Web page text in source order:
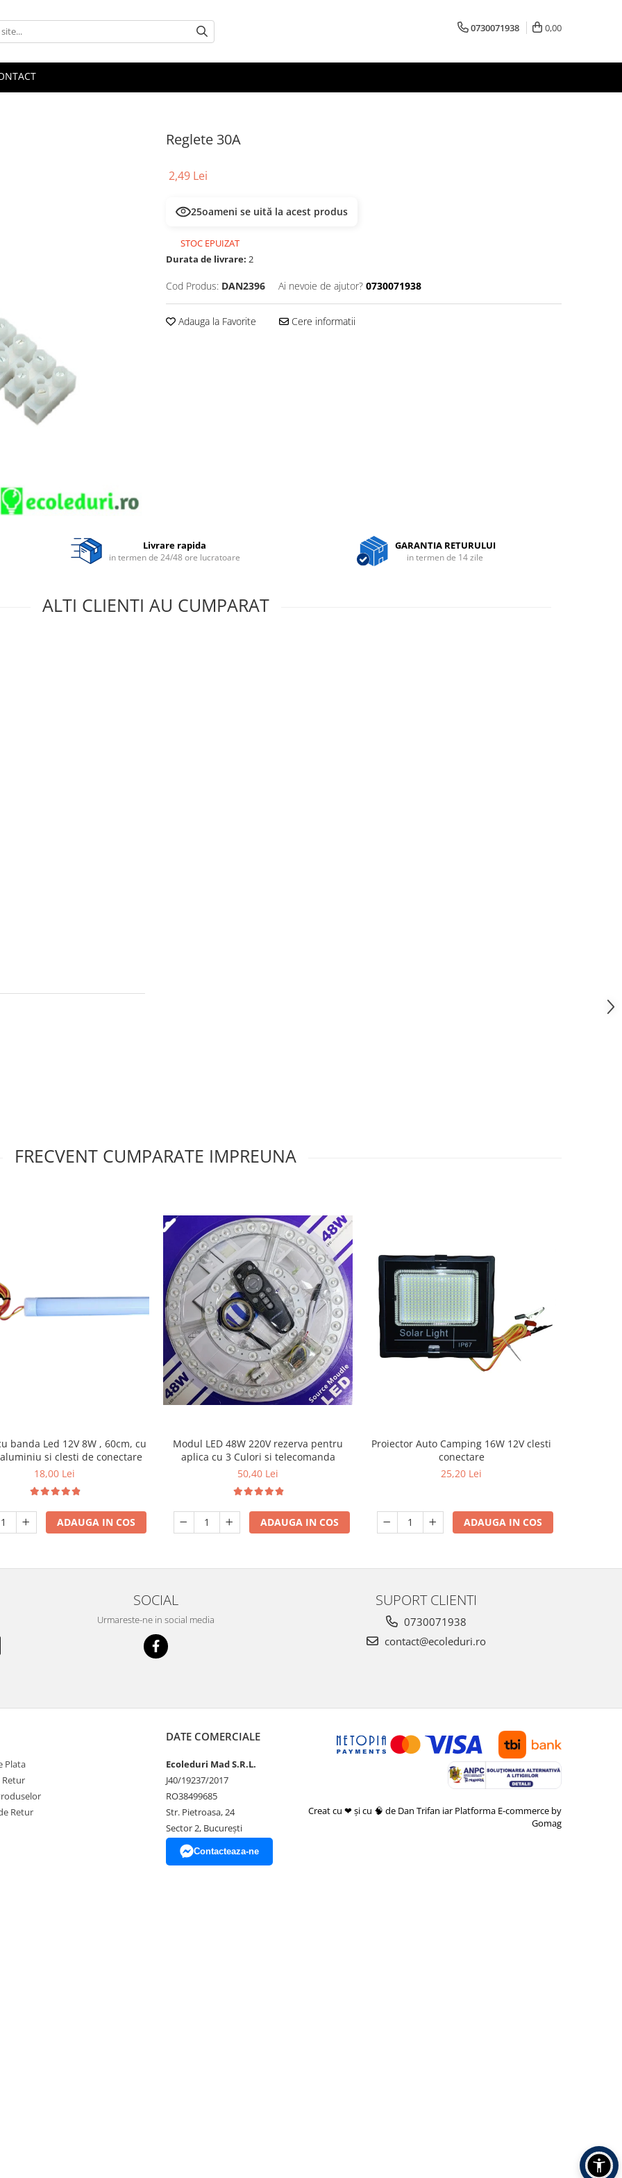
0730071938 0,00
Reglete 30A
2,49 Lei
28oameni se uită la acest produs
STOC EPUIZAT
Durata de livrare: 2
Cod Produs: DAN2396 Ai nevoie de ajutor? 0730071938
Adauga la Favorite Cere informatii
Livrare rapida
in termen de 24/48 ore lucratoare
GARANTIA RETURULUI
in termen de 14 zile
ALTI CLIENTI AU CUMPARAT
FRECVENT CUMPARATE IMPREUNA
banda Led 12V 8W , 60cm, cu
si clesti de conectare
18,00 Lei
ADAUGA IN COS
Modul LED 48W 220V rezerva pentru
aplica cu 3 Culori si telecomanda
50,40 Lei
ADAUGA IN COS
Proiector Auto Camping 16W 12V clesti
conectare
25,20 Lei
ADAUGA IN COS
SOCIAL
Urmareste-ne in social media
SUPORT CLIENTI
0730071938
contact@ecoleduri.ro
Plata
Retur
Retur
DATE COMERCIALE
Ecoleduri Mad S.R.L.
J40/19237/2017
RO38499685
Str. Pietroasa, 24
Sector 2, București
Contacteaza-ne
Creat cu ❤ și cu 🧠 de Dan Trifan iar Platforma E-commerce by
Gomag